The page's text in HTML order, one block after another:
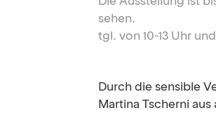
sehen.
tgl. von 10-13 Uhr und
Durch die sensible
Martina Tscherni